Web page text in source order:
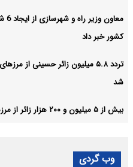
کشور خبر داد
تردد ۵.۸ میلیون زائر حسینی
شد
بیش از ۵ میلیون و ۲۰۰ هزار زائر از مرزهای اربعینی کشور تردد کردند
وب گردی